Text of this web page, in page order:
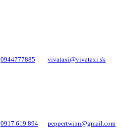
0944777885 vivataxi@vivataxi.sk
0917 619 894 peppertwinn@gmail.com